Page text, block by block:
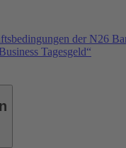
der N26
Tagesgeld“